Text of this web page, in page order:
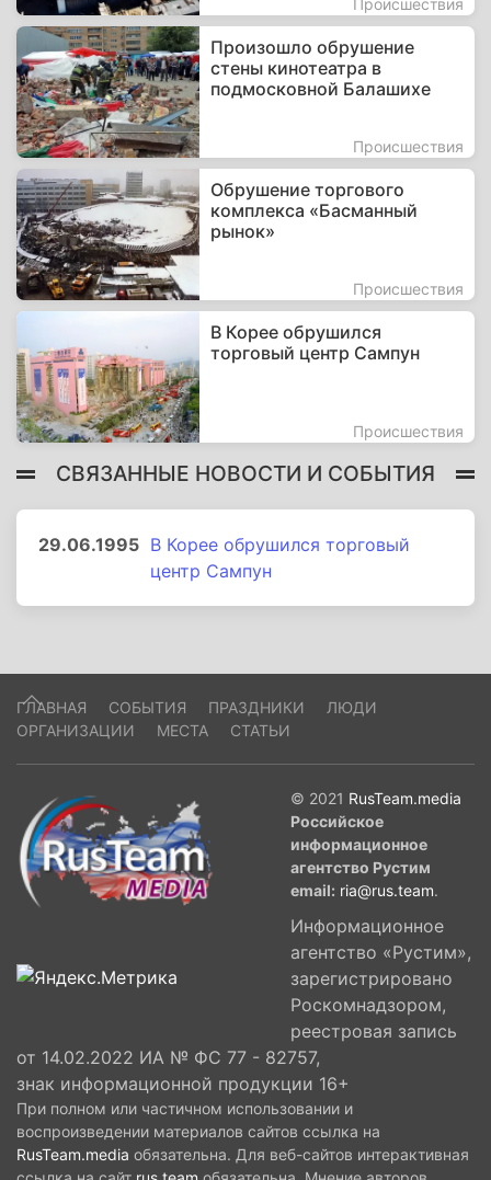
Происшествия
Произошло обрушение
стены кинотеатра в
подмосковной Балашихе
Происшествия
Обрушение торгового
комплекса «Басманный
рынок»
Происшествия
В Корее обрушился
торговый центр Сампун
Происшествия
СВЯЗАННЫЕ НОВОСТИ И СОБЫТИЯ
29.06.1995 В Корее обрушился торговый
центр Сампун
ГЛАВНАЯ СОБЫТИЯ ПРАЗДНИКИ
ЛЮДИ
ОРГАНИЗАЦИИ
МЕСТА СТАТЬИ
© 2021 RusTeam.media
Российское
информационное
агентство Рустим
email: ria@rus.team.
Информационное
агентство «Рустим»,
зарегистрировано
Роскомнадзором,
реестровая запись
от 14.02.2022 ИА № ФС 77 - 82757,
знак информационной продукции 16+
При полном или частичном использовании и
воспроизведении материалов сайтов ссылка на
RusTeam.media обязательна. Для веб-сайтов интерактивная